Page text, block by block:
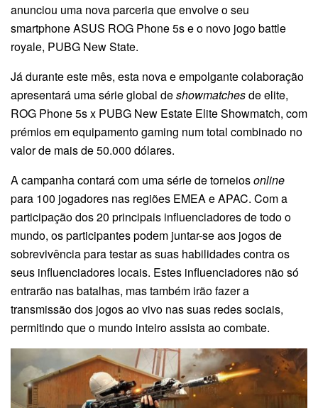
anunciou uma nova parceria que envolve o seu
smartphone ASUS ROG Phone 5s e o novo jogo battle
royale, PUBG New State.
Já durante este mês, esta nova e empolgante colaboração
apresentará uma série global deshowmatchesde elite,
ROG Phone 5s x PUBG New Estate Elite Showmatch, com
prémios em equipamento gaming num total combinado no
valor de mais de 50.000 dólares.
A campanha contará com uma série de torneiosonline
para 100 jogadores nas regiões EMEA e APAC. Com a
participação dos 20 principais influenciadores de todo o
mundo, os participantes podem juntar-se aos jogos de
sobrevivência para testar as suas habilidades contra os
seus influenciadores locais. Estes influenciadores não só
entrarão nas batalhas, mas também irão fazer a
transmissão dos jogos ao vivo nas suas redes sociais,
permitindo que o mundo inteiro assista ao combate.